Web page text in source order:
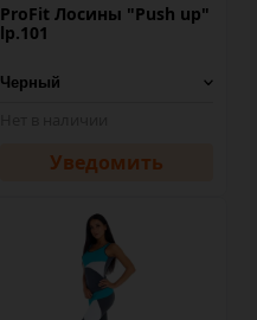
ProFit Лосины "Push up"
lp.101
Уведомить